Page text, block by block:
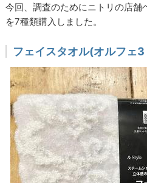
今回、調査のためにニトリの店舗
を7種類購入しました。
フェイスタオル(オルフェ3